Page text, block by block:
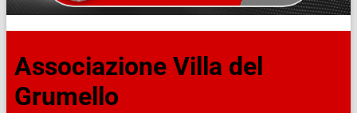
Associazione Villa del
Grumello